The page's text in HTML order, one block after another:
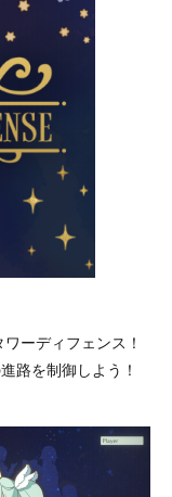
ーディフェンス！
路を制御しよう！